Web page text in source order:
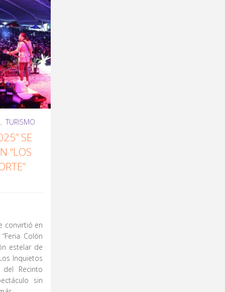
, TURISMO
SE
“LOS
convirtió en
Colón
estelar de
Inquietos
Recinto
sin